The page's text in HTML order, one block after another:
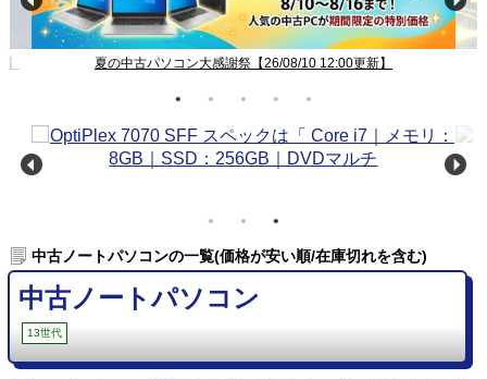
中古パソコン 新着、再入荷、値下げ【26/08/10 12:00更新】
中古ノートパソコンの一覧(価格が安い順/在庫切れを含む)
中古ノートパソコン
13世代